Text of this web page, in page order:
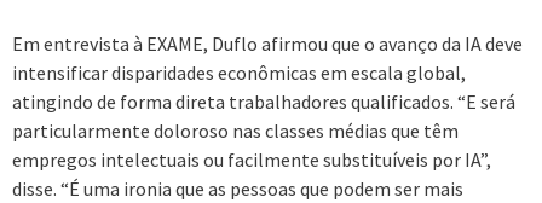
Em entrevista à EXAME, Duflo afirmou que o avanço da IA deve
intensificar disparidades econômicas em escala global,
atingindo de forma direta trabalhadores qualificados. “E será
particularmente doloroso nas classes médias que têm
empregos intelectuais ou facilmente substituíveis por IA”,
disse. “É uma ironia que as pessoas que podem ser mais